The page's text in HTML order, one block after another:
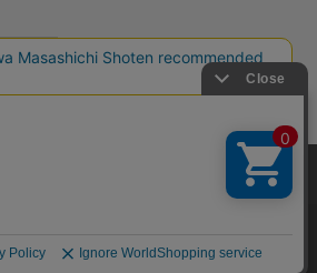
All Rights Reserved.
における閲覧履歴・属性情報などの取得およ
キー（Cookie）を使用いたします。詳細に
リシー